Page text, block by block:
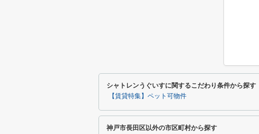
シャトレンうぐいすに関するこだわり条件から探す
【賃貸特集】ペット可物件
神戸市長田区以外の市区町村から探す